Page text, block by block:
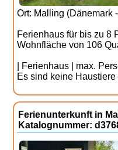
Ort: Malling (Dänemark
Ferienhaus für bis zu 8
Wohnfläche von 106
| Ferienhaus | max.
Es sind keine Haustiere
Ferienunterkunft in
Katalognummer: